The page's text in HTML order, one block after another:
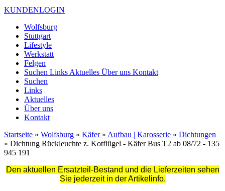
KUNDENLOGIN
Wolfsburg
Stuttgart
Lifestyle
Werkstatt
Felgen
Suchen Links Aktuelles Über uns Kontakt
Suchen
Links
Aktuelles
Über uns
Kontakt
Startseite » Wolfsburg » Käfer » Aufbau | Karosserie » Dichtungen
» Dichtung Rückleuchte z. Kotflügel - Käfer Bus T2 ab 08/72 - 135
945 191
Den aktuellen Ersatzteil-Bestand und die Lieferzeiten sehen
Sie jederzeit in der Artikelinfo.